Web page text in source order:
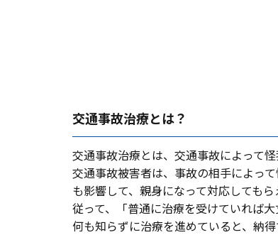
交通事故治療とは？
交通事故治療とは、交通事故によって
交通事故被害者は、事故の相⼿によっ
も影響して、親⾝になって対応しても
従って、「普通に治療を受けていれば
何も知らずに治療を進めていると、納